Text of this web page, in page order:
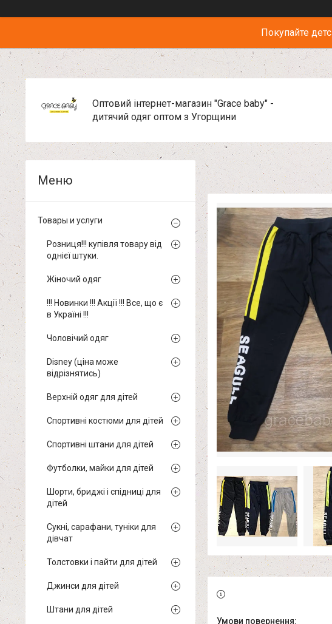
Покупайте
Оптовий інтернет-магазин "Grace baby" -
дитячий одяг оптом з Угорщини
Товары и услуги
Розниця!!! купівля товару від
однієї штуки.
Жіночий одяг
!!! Новинки !!! Акції !!! Все, що є
в Україні !!!
Чоловічий одяг
Disney (ціна може
відрізнятись)
Верхній одяг для дітей
Спортивні костюми для дітей
Спортивні штани для дітей
Футболки, майки для дітей
Шорти, бриджі і спідниці для
дітей
Сукні, сарафани, туніки для
дівчат
Толстовки і пайти для дітей
Джинси для дітей
Штани для дітей